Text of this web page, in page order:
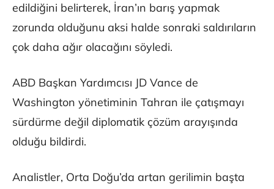
edildiğini belirterek, İran’ın barış yapmak
zorunda olduğunu aksi halde sonraki saldırıların
çok daha ağır olacağını söyledi.
ABD Başkan Yardımcısı JD Vance de
Washington yönetiminin Tahran ile çatışmayı
sürdürme değil diplomatik çözüm arayışında
olduğu bildirdi.
Analistler, Orta Doğu’da artan gerilimin başta